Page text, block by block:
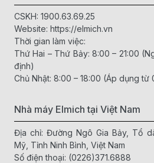
CSKH: 1900.63.69.25
Website: https://elmich.vn
Thời gian làm việc:
Thứ Hai – Thứ Bảy: 8:00 – 21:00
định)
Chủ Nhật: 8:00 – 18:00 (Áp dụng từ
Nhà máy Elmich tại Việt Nam
Địa chỉ: Đường Ngô Gia Bảy, Tổ
Mỹ, Tỉnh Ninh Bình, Việt Nam
Số điện thoại: (0226)371.6888